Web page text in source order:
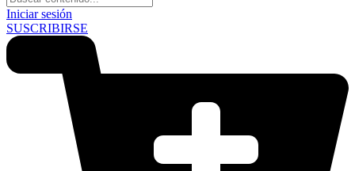
Iniciar sesión
SUSCRIBIRSE